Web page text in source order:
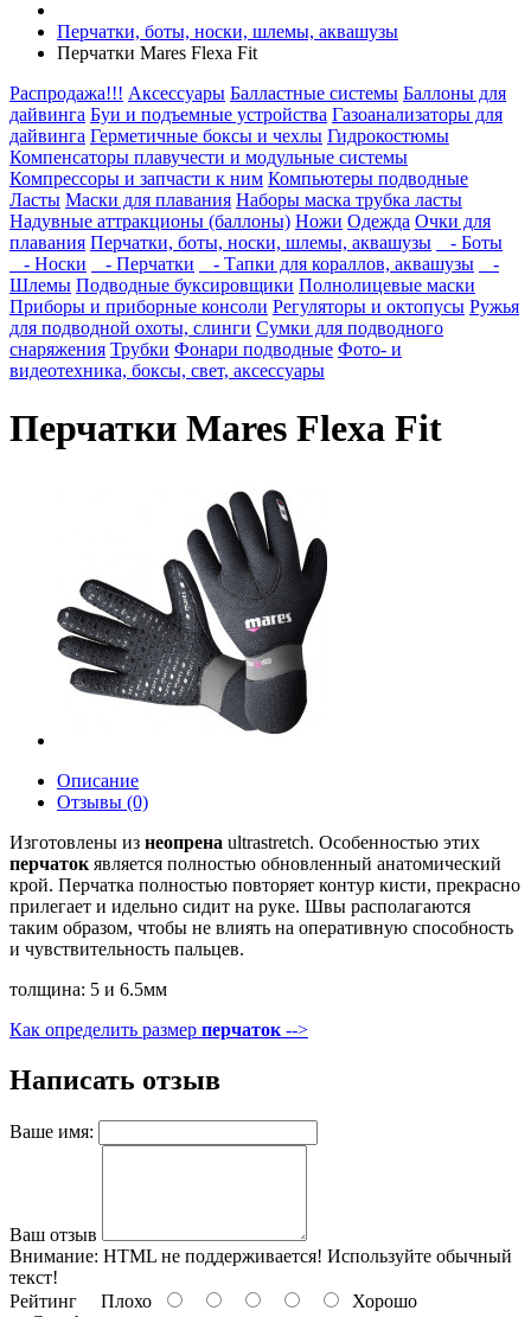
Перчатки, боты, носки, шлемы, аквашузы
Перчатки Mares Flexa Fit
Распродажа!!! Аксессуары Балластные системы Баллоны для
дайвинга Буи и подъемные устройства Газоанализаторы для
дайвинга Герметичные боксы и чехлы Гидрокостюмы
Компенсаторы плавучести и модульные системы
Компрессоры и запчасти к ним Компьютеры подводные
Ласты Маски для плавания Наборы маска трубка ласты
Надувные аттракционы (баллоны) Ножи Одежда Очки для
плавания Перчатки, боты, носки, шлемы, аквашузы
- Боты
- Носки
- Перчатки - Тапки для кораллов, аквашузы
-
Шлемы Подводные буксировщики Полнолицевые маски
Приборы и приборные консоли Регуляторы и октопусы Ружья
для подводной охоты, слинги Сумки для подводного
снаряжения Трубки Фонари подводные Фото- и
видеотехника, боксы, свет, аксессуары
Перчатки Mares Flexa Fit
Описание
Отзывы (0)
Изготовлены из неопрена ultrastretch. Особенностью этих
перчаток является полностью обновленный анатомический
крой. Перчатка полностью повторяет контур кисти, прекрасно
прилегает и идельно сидит на руке. Швы располагаются
таким образом, чтобы не влиять на оперативную способность
и чувствительность пальцев.
толщина: 5 и 6.5мм
Как определить размер перчаток -->
Написать отзыв
Ваше имя:
Ваш отзыв
Внимание: HTML не поддерживается! Используйте обычный
текст!
Рейтинг Плохо
Хорошо